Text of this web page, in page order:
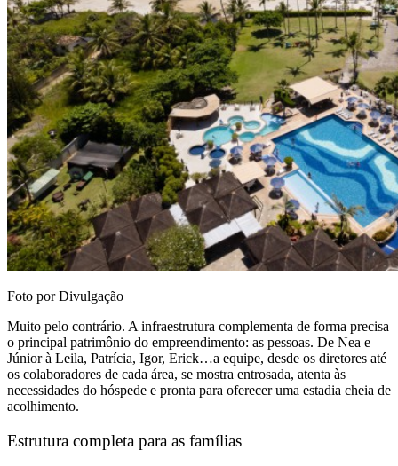
Foto por Divulgação
Muito pelo contrário. A infraestrutura complementa de forma precisa
o principal patrimônio do empreendimento: as pessoas. De Nea e
Júnior à Leila, Patrícia, Igor, Erick…a equipe, desde os diretores até
os colaboradores de cada área, se mostra entrosada, atenta às
necessidades do hóspede e pronta para oferecer uma estadia cheia de
acolhimento.
Estrutura completa para as famílias